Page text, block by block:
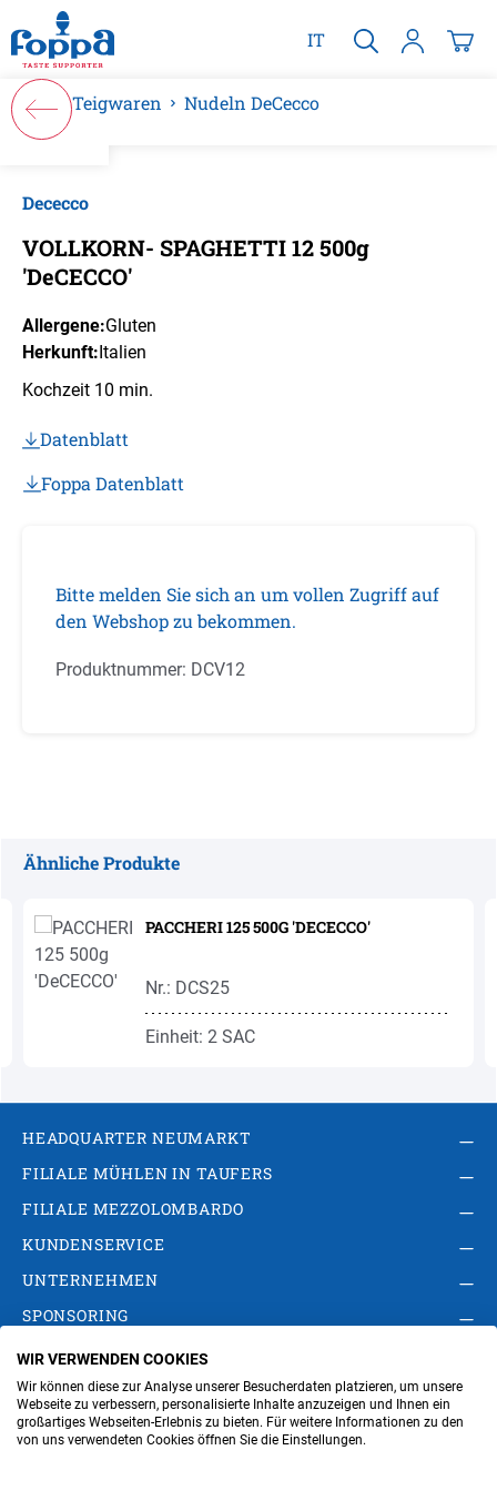
springen
IT
Teigwaren Nudeln DeCecco
Dececco
VOLLKORN- SPAGHETTI 12 500g
'DeCECCO'
Allergene:Gluten
Herkunft:Italien
Kochzeit 10 min.
Datenblatt
Foppa Datenblatt
Bitte melden Sie sich an um vollen Zugriff auf
den Webshop zu bekommen.
Produktnummer: DCV12
Ähnliche Produkte
PACCHERI 125 500G 'DECECCO'
Nr.: DCS25
Einheit: 2 SAC
HEADQUARTER NEUMARKT
FILIALE MÜHLEN IN TAUFERS
FILIALE MEZZOLOMBARDO
KUNDENSERVICE
UNTERNEHMEN
SPONSORING
AGB Privacy Policy
Impressum
Cookie-Einstellungen ändern
Verwaltung
WIR VERWENDEN COOKIES
Wir können diese zur Analyse unserer Besucherdaten platzieren, um unsere
Webseite zu verbessern, personalisierte Inhalte anzuzeigen und Ihnen ein
großartiges Webseiten-Erlebnis zu bieten. Für weitere Informationen zu den
von uns verwendeten Cookies öffnen Sie die Einstellungen.